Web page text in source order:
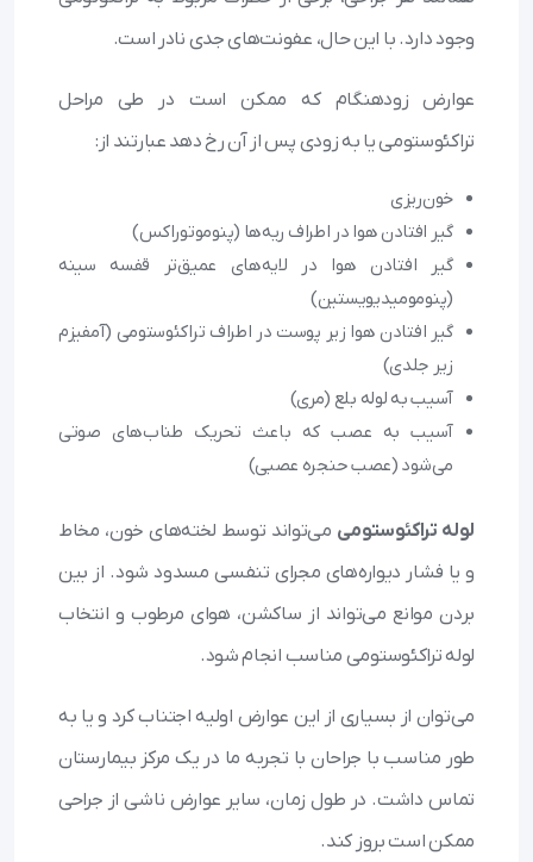
وجود دارد. با این حال، عفونت‌های جدی نادر است.
عوارض زودهنگام که ممکن است در طی مراحل
تراکئوستومی یا به زودی پس از آن رخ دهد عبارتند از:
خون‌ریزی
گیر افتادن هوا در اطراف ریه‌ها (پنوموتوراکس)
گیر افتادن هوا در لایه‌های عمیق‌تر قفسه سینه
(پنومومیدیویستین)
گیر افتادن هوا زیر پوست در اطراف تراکئوستومی (آمفیزم
زیر جلدی)
آسیب به لوله بلع (مری)
آسیب به عصب که باعث تحریک طناب‌های صوتی
می‌شود (عصب حنجره عصبی)
لوله تراکئوستومی می‌تواند توسط لخته‌های خون، مخاط
و یا فشار دیواره‌های مجرای تنفسی مسدود شود. از بین
بردن موانع می‌تواند از ساکشن، هوای مرطوب و انتخاب
لوله تراکئوستومی مناسب انجام شود.
می‌توان از بسیاری از این عوارض اولیه اجتناب کرد و یا به
طور مناسب با جراحان با تجربه ما در یک مرکز بیمارستان
تماس داشت. در طول زمان، سایر عوارض ناشی از جراحی
ممکن است بروز کند.